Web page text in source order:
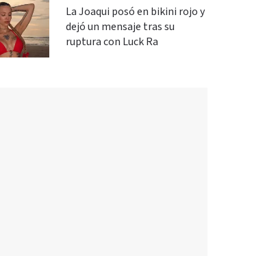
La Joaqui posó en bikini rojo y
dejó un mensaje tras su
ruptura con Luck Ra